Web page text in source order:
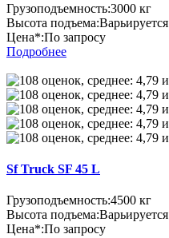
Грузоподъемность:3000 кг
Высота подъема:Варьируется
Цена*:По запросу
Подробнее
Sf Truck SF 45 L
Грузоподъемность:4500 кг
Высота подъема:Варьируется
Цена*:По запросу